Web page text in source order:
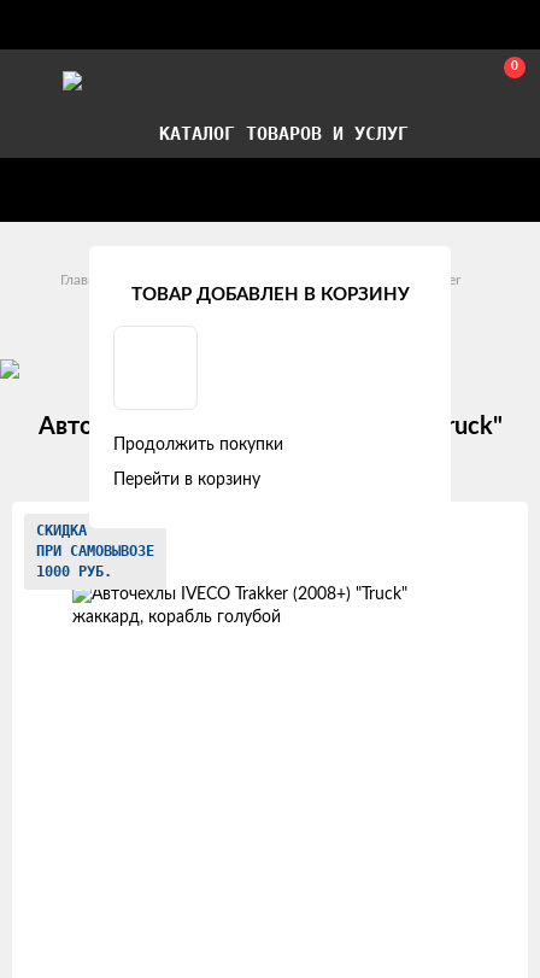
0
КАТАЛОГ ТОВАРОВ И УСЛУГ
Главная
Trakker
Iveco Trakker (2008 +)
Авточехлы IVECO Trakker (2008+) "Truck"
жаккард, корабль голубой
Изображения
товаров
СКИДКА
ПРИ САМОВЫВОЗЕ
1000 РУБ.
ТОВАР ДОБАВЛЕН В КОРЗИНУ
Продолжить покупки
Перейти в корзину